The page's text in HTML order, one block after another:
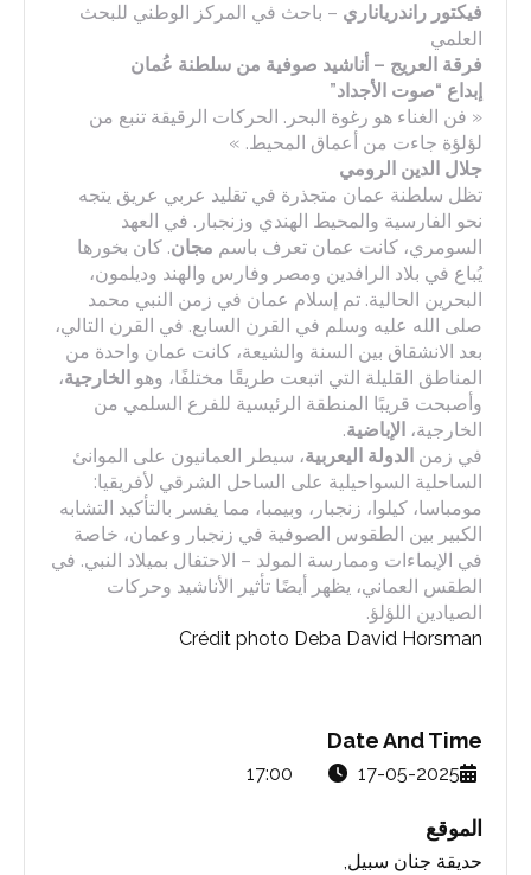
فيكتور راندرياناري – باحث في المركز الوطني للبحث
العلمي
فرقة العريج – أناشيد صوفية من سلطنة عُمان
إبداع “صوت الأجداد”
« فن الغناء هو رغوة البحر. الحركات الرقيقة تنبع من
لؤلؤة جاءت من أعماق المحيط. »
جلال الدين الرومي
تظل سلطنة عمان متجذرة في تقليد عربي عريق يتجه
نحو الفارسية والمحيط الهندي وزنجبار. في العهد
السومري، كانت عمان تعرف باسم مجان. كان بخورها
يُباع في بلاد الرافدين ومصر وفارس والهند وديلمون،
البحرين الحالية. تم إسلام عمان في زمن النبي محمد
صلى الله عليه وسلم في القرن السابع. في القرن التالي،
بعد الانشقاق بين السنة والشيعة، كانت عمان واحدة من
المناطق القليلة التي اتبعت طريقًا مختلفًا، وهو الخارجية،
وأصبحت قريبًا المنطقة الرئيسية للفرع السلمي من
الخارجية، الإباضية.
في زمن الدولة اليعربية، سيطر العمانيون على الموانئ
الساحلية السواحيلية على الساحل الشرقي لأفريقيا:
مومباسا، كيلوا، زنجبار، وبيمبا، مما يفسر بالتأكيد التشابه
الكبير بين الطقوس الصوفية في زنجبار وعمان، خاصة
في الإيماءات وممارسة المولد – الاحتفال بميلاد النبي. في
الطقس العماني، يظهر أيضًا تأثير الأناشيد وحركات
الصيادين اللؤلؤ.
Crédit photo Deba David Horsman
Date And Time
17-05-2025
17:00
الموقع
حديقة جنان سبيل,